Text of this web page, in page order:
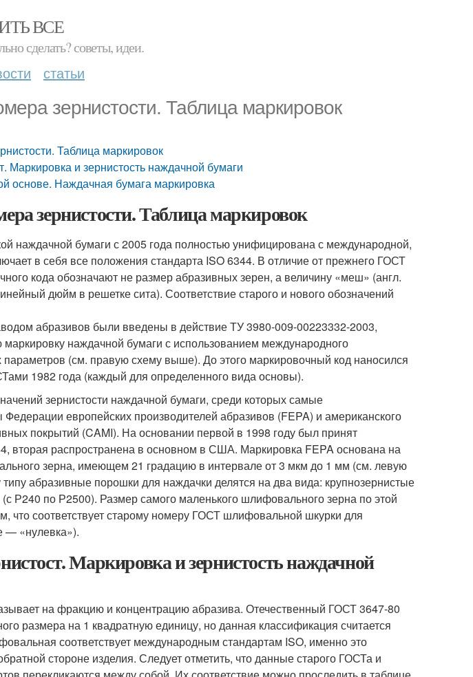
ВСЕ
сделать? советы, идеи.
статьи
зернистости. Таблица маркировок
Таблица маркировок
Маркировка и зернистость наждачной бумаги
основе. Наждачная бумага маркировка
зернистости. Таблица маркировок
наждачной бумаги с 2005 года полностью унифицирована с международной,
в себя все положения стандарта ISO 6344. В отличие от прежнего ГОСТ
кода обозначают не размер абразивных зерен, а величину «меш» (англ.
дюйм в решетке сита). Соответствие старого и нового обозначений
абразивов были введены в действие ТУ 3980-009-00223332-2003,
наждачной бумаги с использованием международного
параметров (см. правую схему выше). До этого маркировочный код наносился
1982 года (каждый для определенного вида основы).
зернистости наждачной бумаги, среди которых самые
европейских производителей абразивов (FEPA) и американского
покрытий (CAMI). На основании первой в 1998 году был принят
вторая распространена в основном в США. Маркировка FEPA основана на
зерна, имеющем 21 градацию в интервале от 3 мкм до 1 мм (см. левую
абразивные порошки для наждачки делятся на два вида: крупнозернистые
Р240 по Р2500). Размер самого маленького шлифовального зерна по этой
что соответствует старому номеру ГОСТ шлифовальной шкурки для
— «нулевка»).
Маркировка и зернистость наждачной
на фракцию и концентрацию абразива. Отечественный ГОСТ 3647-80
размера на 1 квадратную единицу, но данная классификация считается
соответствует международным стандартам ISO, именно это
стороне изделия. Следует отметить, что данные старого ГОСТа и